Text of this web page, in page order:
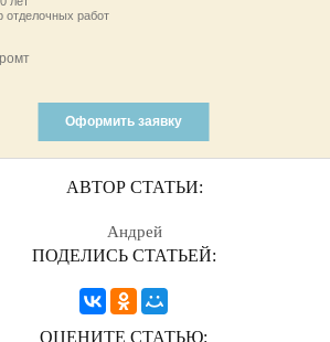
отделочных работ
Оформить заявку
АВТОР СТАТЬИ:
Андрей
ПОДЕЛИСЬ СТАТЬЕЙ:
ОЦЕНИТЕ СТАТЬЮ: